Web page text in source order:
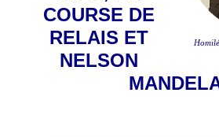
COURSE DE
RELAIS ET
NELSON